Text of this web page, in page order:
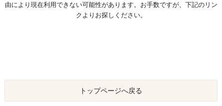
由により現在利用できない可能性があります。お手数ですが、下記のリン
クよりお探しください。
トップページへ戻る